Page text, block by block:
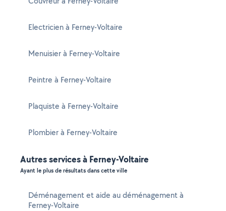
Electricien à Ferney-Voltaire
Menuisier à Ferney-Voltaire
Peintre à Ferney-Voltaire
Plaquiste à Ferney-Voltaire
Plombier à Ferney-Voltaire
Autres services à Ferney-Voltaire
Ayant le plus de résultats dans cette ville
Déménagement et aide au déménagement à
Ferney-Voltaire